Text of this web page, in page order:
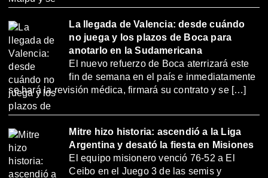
La llegada de Valencia: desde cuándo
no juega y los plazos de Boca para
anotarlo en la Sudamericana
El nuevo refuerzo de Boca aterrizará este
fin de semana en el país e inmediatamente
se hará la revisión médica, firmará su contrato y se […]
Mitre hizo historia: ascendió a la Liga
Argentina y desató la fiesta en Misiones
El equipo misionero venció 76-52 a El
Ceibo en el Juego 3 de las semis y